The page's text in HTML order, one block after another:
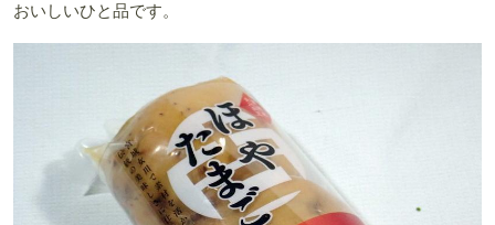
おいしいひと品です。